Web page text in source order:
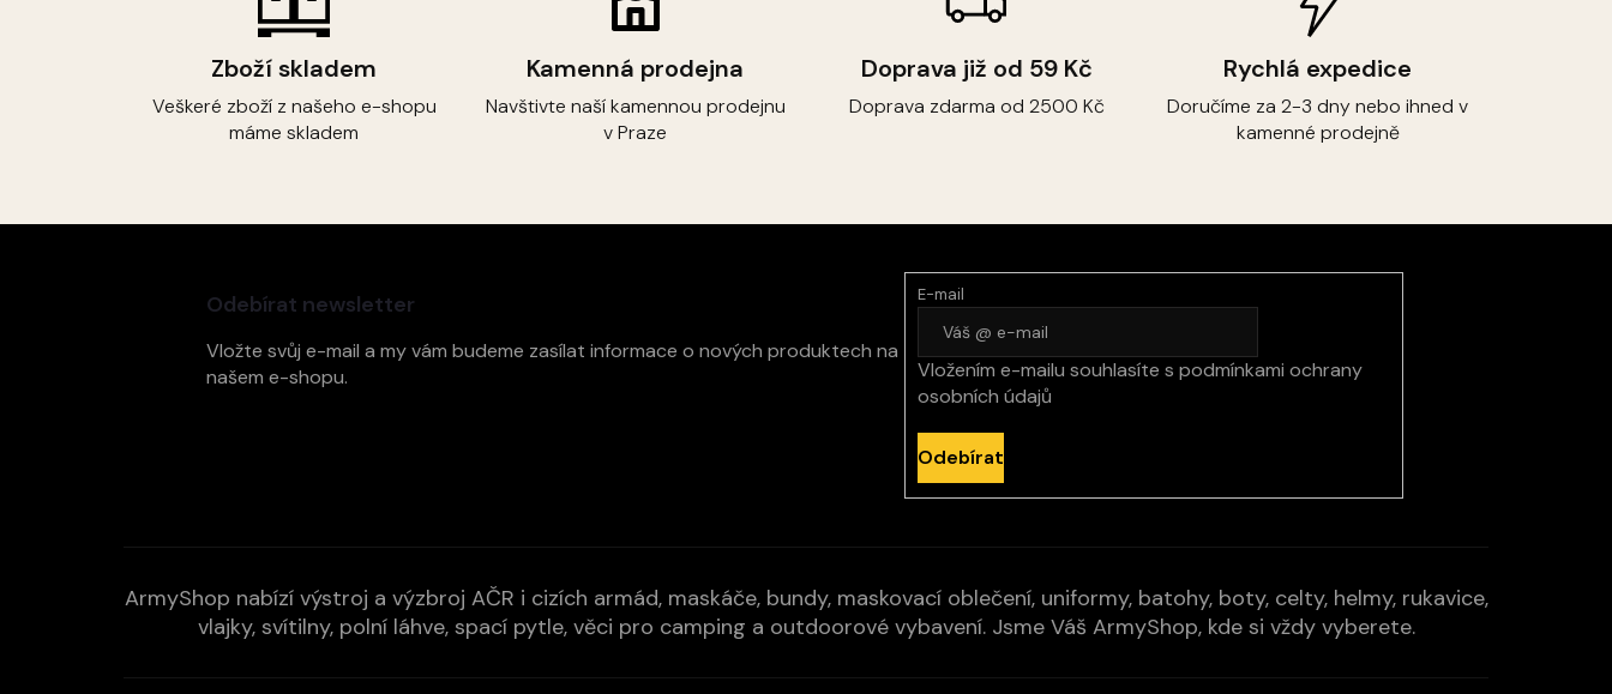
Zboží skladem
Veškeré zboží z našeho e-shopu
máme skladem
Kamenná prodejna
Navštivte naší kamennou prodejnu
v Praze
Doprava již od 59 Kč
Doprava zdarma od 2500 Kč
Rychlá expedice
Doručíme za 2-3 dny nebo ihned v
kamenné prodejně
Odebírat newsletter
Vložte svůj e-mail a my vám budeme zasílat informace o nových produktech na
našem e-shopu.
E-mail
Vložením e-mailu souhlasíte s podmínkami ochrany
osobních údajů
Odebírat
ArmyShop nabízí výstroj a výzbroj AČR i cizích armád, maskáče, bundy, maskovací oblečení, uniformy, batohy, boty, celty, helmy, rukavice,
vlajky, svítilny, polní láhve, spací pytle, věci pro camping a outdoorové vybavení. Jsme Váš ArmyShop, kde si vždy vyberete.